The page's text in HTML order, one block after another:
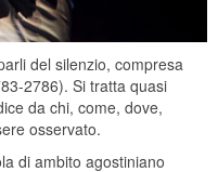
del silenzio, compresa
2786). Si tratta quasi
da chi, come, dove,
osservato.
di ambito agostiniano